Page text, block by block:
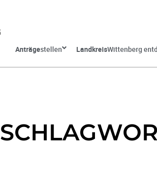
Anträgestellen LandkreisWittenberg